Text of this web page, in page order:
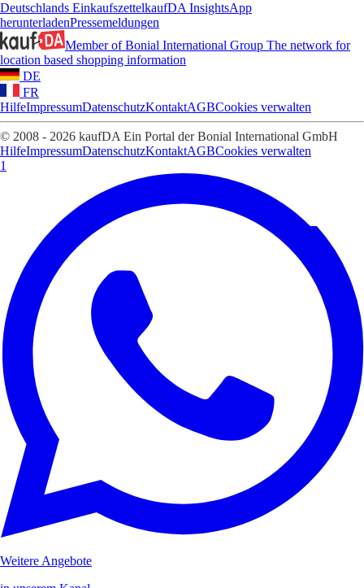
Deutschlands EinkaufszettelkaufDA InsightsApp
herunterladenPressemeldungen
Member of Bonial International Group The network for
location based shopping information
DE
FR
HilfeImpressumDatenschutzKontaktAGBCookies verwalten
© 2008 - 2026 kaufDA Ein Portal der Bonial International GmbH
HilfeImpressumDatenschutzKontaktAGBCookies verwalten
1
Weitere Angebote